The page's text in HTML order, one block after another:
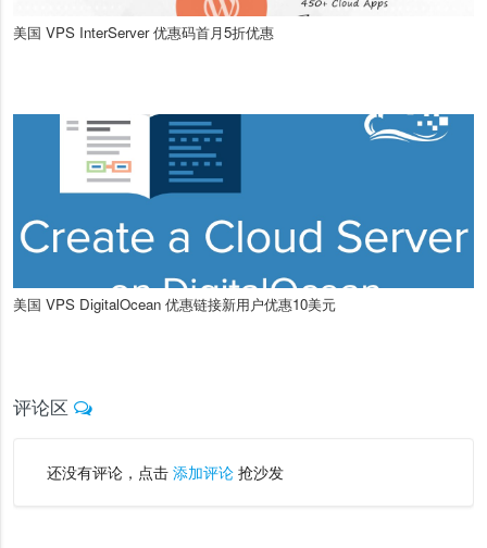
美国 VPS InterServer 优惠码首月5折优惠
美国 VPS DigitalOcean 优惠链接新用户优惠10美元
评论区
还没有评论，点击 添加评论抢沙发